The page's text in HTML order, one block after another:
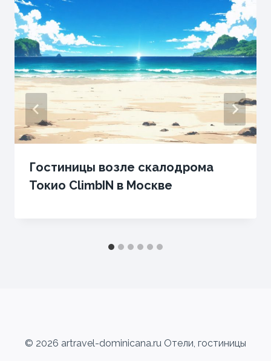
Гостиницы возле скалодрома
Токио ClimbIN в Москве
© 2026 artravel-dominicana.ru Отели, гостиницы